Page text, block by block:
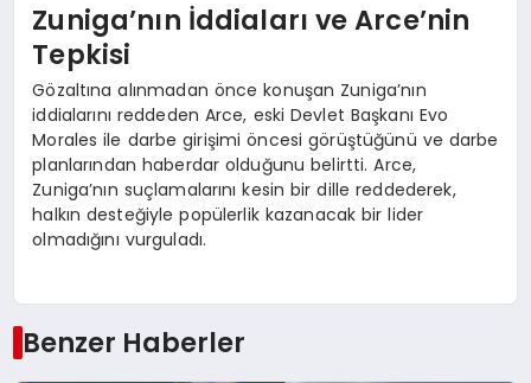
Zuniga’nın İddiaları ve Arce’nin
Tepkisi
Gözaltına alınmadan önce konuşan Zuniga’nın
iddialarını reddeden Arce, eski Devlet Başkanı Evo
Morales ile darbe girişimi öncesi görüştüğünü ve darbe
planlarından haberdar olduğunu belirtti. Arce,
Zuniga’nın suçlamalarını kesin bir dille reddederek,
halkın desteğiyle popülerlik kazanacak bir lider
olmadığını vurguladı.
Benzer Haberler